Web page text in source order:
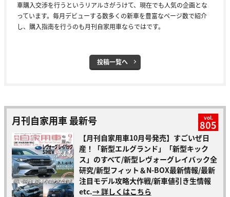
車購入交渉を行うというリアルさがうけて、現在でも人気の企画とな
っています。毎月デビューする数多くの新車を豊富なページ数で紹介
し、購入指南を行うのも月刊自家用車ならではです。
投稿一覧へ
月刊自家用車 最新号 vol.
805
【月刊自家用車10月号発売】すごいぜ日
産！「新型エルグランド」「新型キック
ス」のすべて/新型レヴォーグレイバック全
研究/新型フィット＆N-BOX最新情報/最新
注目モデル攻略大作戦/新車値引き生情報
etc.→ 詳しくはこちら